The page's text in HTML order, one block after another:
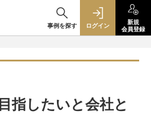
事例を探す ログイン
新規
会員登録
指したいと会社と